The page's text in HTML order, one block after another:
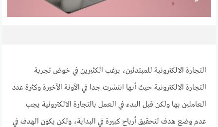
التجارة الالكترونية للمبتدئين، يرغب الكثيرين في خوض تجربة
التجارة الالكترونية حيث أنها انتشرت جدا في الآونة الأخيرة وكثرة عدد
العاملين بها ولكن قبل البدء في العمل بالتجارة الالكترونية يجب
عدم وضع هدف لتحقيق أرباح كبيرة في البداية، ولكن يكون الهدف في